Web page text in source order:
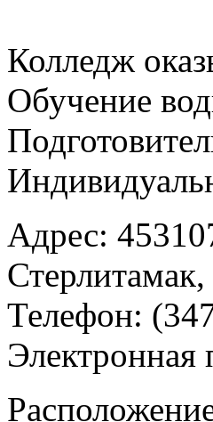
Колледж
Обучение
Адрес:
Телефон:
Электронная